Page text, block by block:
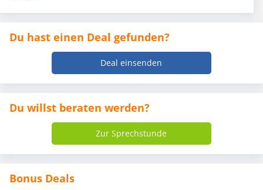
Du hast einen Deal gefunden?
Deal einsenden
Du willst beraten werden?
Zur Sprechstunde
Bonus Deals